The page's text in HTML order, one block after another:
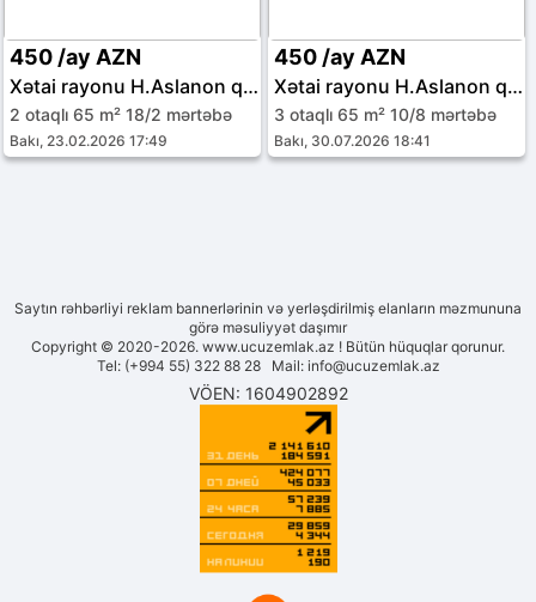
450 /ay AZN
Xətai rayonu H.Aslanon qəs.
2 otaqlı 65 m² 18/2 mərtəbə
Bakı, 23.02.2026 17:49
450 /ay AZN
Xətai rayonu H.Aslanon qəs.
3 otaqlı 65 m² 10/8 mərtəbə
Bakı, 30.07.2026 18:41
Saytın rəhbərliyi reklam bannerlərinin və yerləşdirilmiş elanların məzmununa
görə məsuliyyət daşımır
Copyright © 2020-2026. www.ucuzemlak.az ! Bütün hüquqlar qorunur.
Tel: (+994 55) 322 88 28 Mail: info@ucuzemlak.az
VÖEN: 1604902892